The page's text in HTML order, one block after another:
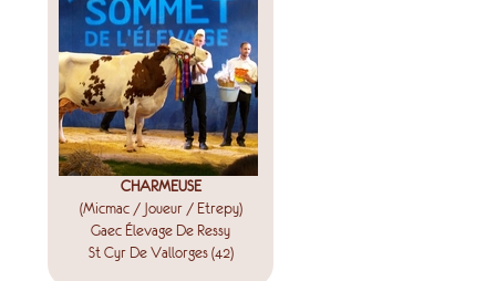
CHARMEUSE
(Micmac / Joueur / Etrepy)
Gaec Élevage De Ressy
St Cyr De Vallorges (42)